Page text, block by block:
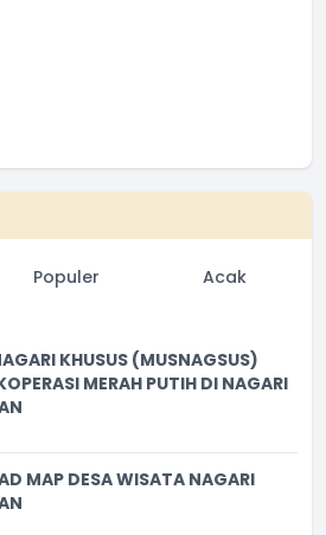
Populer Acak
KHUSUS (MUSNAGSUS)
MERAH PUTIH DI NAGARI
MAP DESA WISATA NAGARI